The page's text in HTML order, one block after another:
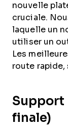
nouvelle
cruciale.
laquelle un
utiliser un
Les
route rapide,
Support
finale)